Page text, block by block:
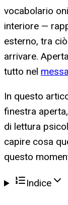
vocabolario
interiore —
esterno, tra
arrivare.
tutto nel
In questo
finestra
di lettura
capire cosa
questo
Indice